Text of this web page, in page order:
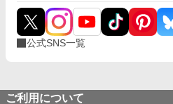
公式SNS一覧
ご利用について